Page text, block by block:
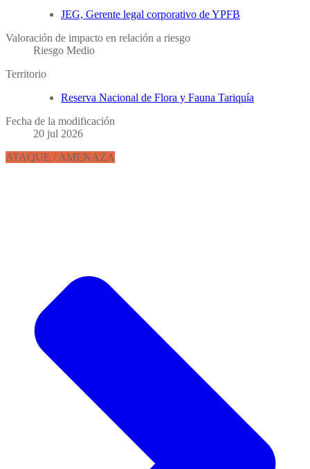
JEG, Gerente legal corporativo de YPFB
Valoración de impacto en relación a riesgo
Riesgo Medio
Territorio
Reserva Nacional de Flora y Fauna Tariquía
Fecha de la modificación
20 jul 2026
ATAQUE / AMENAZA